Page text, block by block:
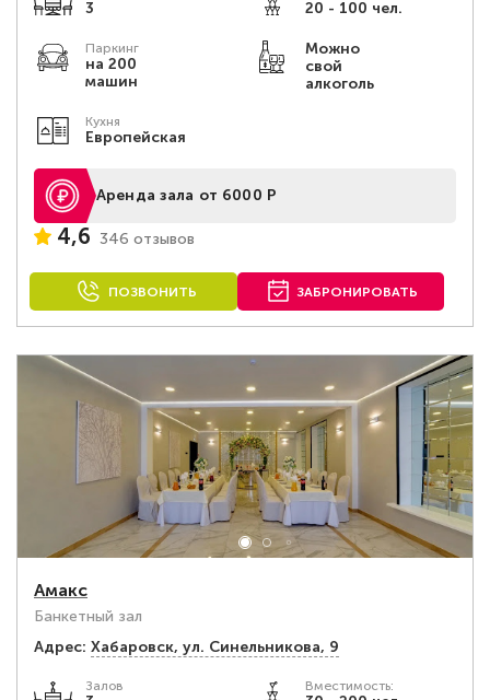
3 20 - 100 чел.
Паркинг
на 200
машин
Можно
свой
алкоголь
Кухня
Европейская
Аренда зала от 6000 Р
4,6 346 отзывов
ПОЗВОНИТЬ ЗАБРОНИРОВАТЬ
Амакс
Банкетный зал
Адрес: Хабаровск, ул. Синельникова, 9
Залов Вместимость: